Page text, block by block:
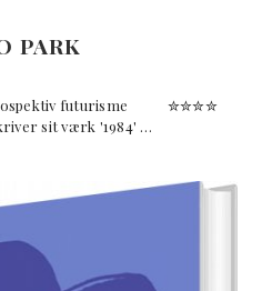
PARK
futurisme ✮✮✮✮
sit værk '1984' …